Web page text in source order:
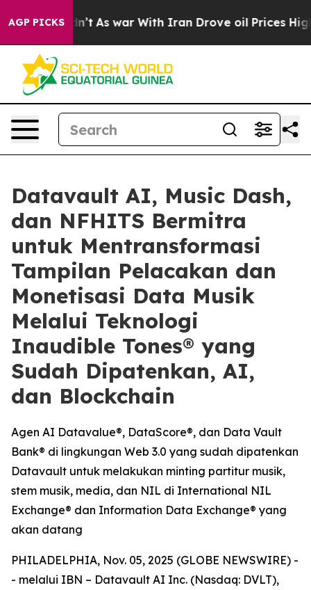
AGP PICKSAs war With Iran Drove oil Prices Higher,
Datavault AI, Music Dash,
dan NFHITS Bermitra
untuk Mentransformasi
Tampilan Pelacakan dan
Monetisasi Data Musik
Melalui Teknologi
Inaudible Tones® yang
Sudah Dipatenkan, AI,
dan Blockchain
Agen AI Datavalue®, DataScore®, dan Data Vault
Bank® di lingkungan Web 3.0 yang sudah dipatenkan
Datavault untuk melakukan minting partitur musik,
stem musik, media, dan NIL di International NIL
Exchange® dan Information Data Exchange® yang
akan datang
PHILADELPHIA, Nov. 05, 2025 (GLOBE NEWSWIRE) -
- melalui IBN – Datavault AI Inc. (Nasdaq: DVLT),